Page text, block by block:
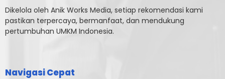
Dikelola oleh Anik Works Media, setiap rekomendasi kami
pastikan terpercaya, bermanfaat, dan mendukung
pertumbuhan UMKM Indonesia.
Navigasi Cepat